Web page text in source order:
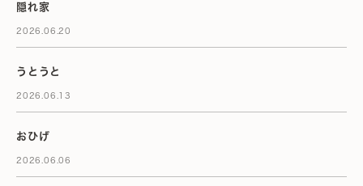
隠れ家
2026.06.20
うとうと
2026.06.13
おひげ
2026.06.06